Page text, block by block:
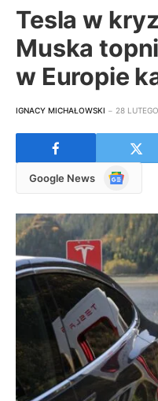
Tesla w
Muska
w Europie
IGNACY MICHAŁOWSKI 28
Google News
Google